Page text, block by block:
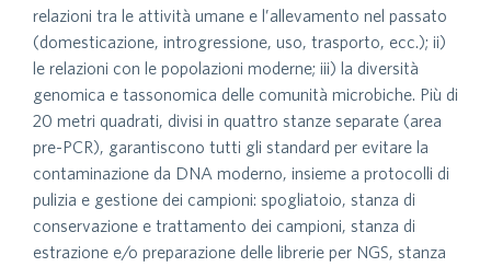
relazioni tra le attività umane e l’allevamento nel passato
(domesticazione, introgressione, uso, trasporto, ecc.); ii)
le relazioni con le popolazioni moderne; iii) la diversità
genomica e tassonomica delle comunità microbiche. Più di
20 metri quadrati, divisi in quattro stanze separate (area
pre-PCR), garantiscono tutti gli standard per evitare la
contaminazione da DNA moderno, insieme a protocolli di
pulizia e gestione dei campioni: spogliatoio, stanza di
conservazione e trattamento dei campioni, stanza di
estrazione e/o preparazione delle librerie per NGS, stanza